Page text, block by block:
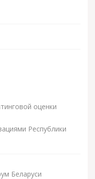
оценки
Республики
Беларуси